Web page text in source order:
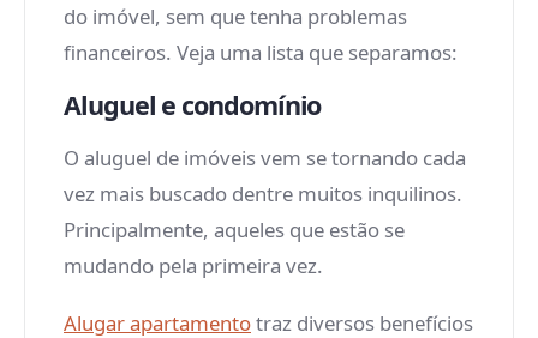
do imóvel, sem que tenha problemas
financeiros. Veja uma lista que separamos:
Aluguel e condomínio
O aluguel de imóveis vem se tornando cada
vez mais buscado dentre muitos inquilinos.
Principalmente, aqueles que estão se
mudando pela primeira vez.
Alugar apartamentotraz diversos benefícios